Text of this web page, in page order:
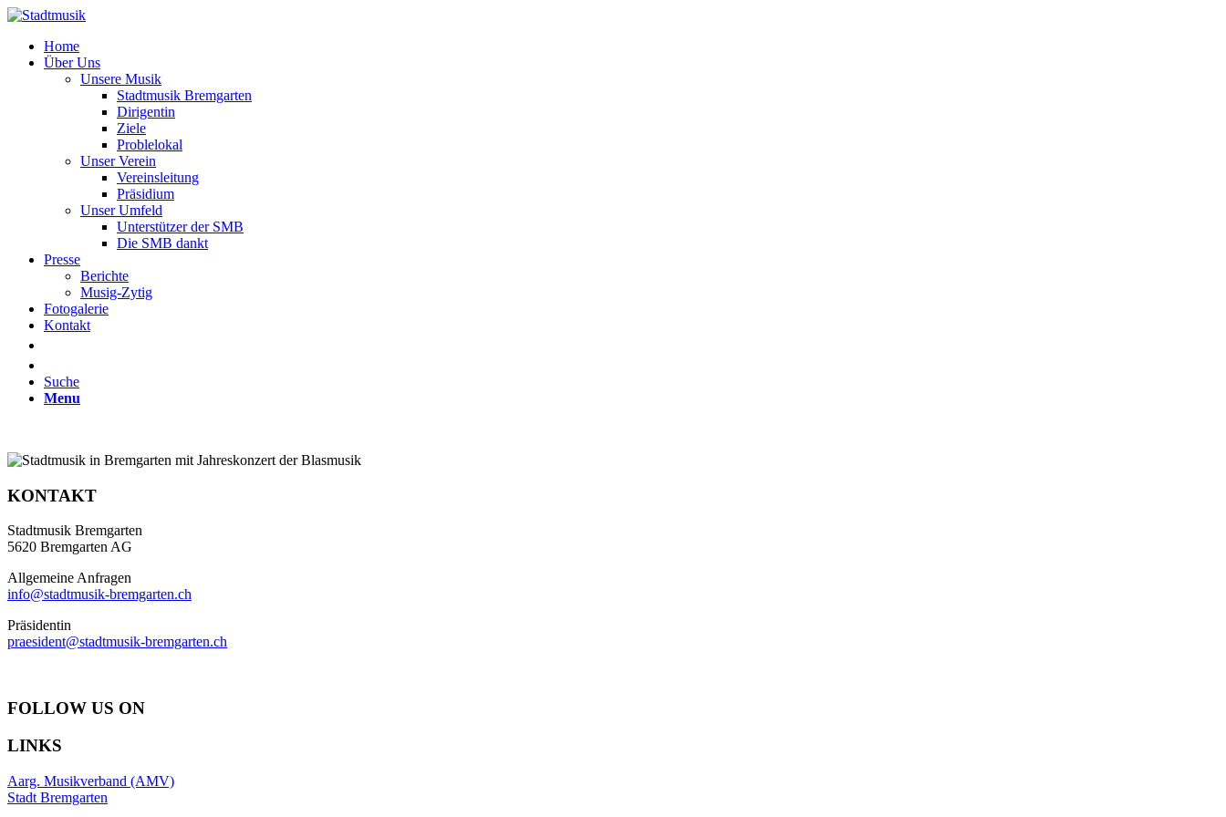
Home
Über Uns
Unsere Musik
Stadtmusik Bremgarten
Dirigentin
Ziele
Problelokal
Unser Verein
Vereinsleitung
Präsidium
Unser Umfeld
Unterstützer der SMB
Die SMB dankt
Presse
Berichte
Musig-Zytig
Fotogalerie
Kontakt
Suche
Menu
KONTAKT
Stadtmusik Bremgarten
5620 Bremgarten AG
Allgemeine Anfragen
info@stadtmusik-bremgarten.ch
Präsidentin
praesident@stadtmusik-bremgarten.ch
FOLLOW US ON
LINKS
Aarg. Musikverband (AMV)
Stadt Bremgarten